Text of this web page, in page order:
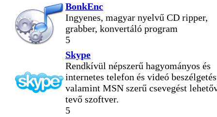
BonkEnc
Ingyenes, magyar nyelvű CD ripper,
grabber, konvertáló program
5
Skype
Rendkívül népszerű hagyományos és
internetes telefon és videó
valamint MSN szerű csevegést
tevő szoftver.
5